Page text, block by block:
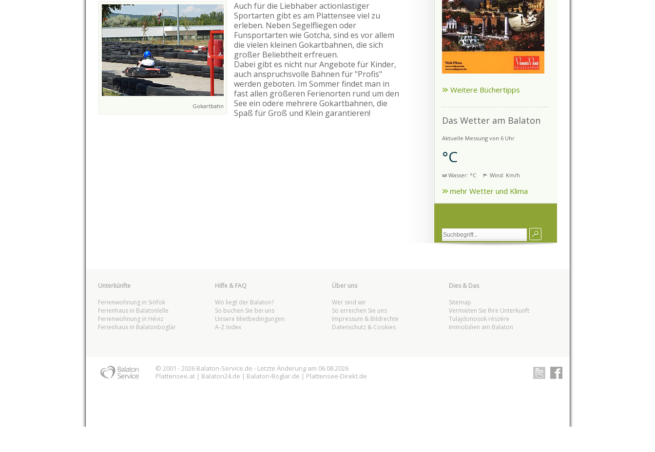
Gokartbahn
Auch für die Liebhaber actionlastiger
Sportarten gibt es am Plattensee viel zu
erleben. Neben Segelfliegen oder
Funsportarten wie Gotcha, sind es vor allem
die vielen kleinen Gokartbahnen, die sich
großer Beliebtheit erfreuen.
Dabei gibt es nicht nur Angebote für Kinder,
auch anspruchsvolle Bahnen für "Profis"
werden geboten. Im Sommer findet man in
fast allen größeren Ferienorten rund um den
See ein odere mehrere Gokartbahnen, die
Spaß für Groß und Klein garantieren!
Weitere Büchertipps
Das Wetter am Balaton
Aktuelle Messung von 6 Uhr
°C
Wasser: °C Wind: Km/h
mehr Wetter und Klima
Unterkünfte
Ferienwohnung in Siófok
Ferienhaus in Balatonlelle
Ferienwohnung in Héviz
Ferienhaus in Balatonboglár
Hilfe & FAQ
Wo liegt der Balaton?
So buchen Sie bei uns
Unsere Mietbedingungen
A-Z Index
Über uns
Wer sind wir
So erreichen Sie uns
Impressum & Bildrechte
Datenschutz & Cookies
Dies & Das
Sitemap
Vermieten Sie Ihre Unterkunft
Tulajdonosok részére
Immobilien am Balaton
© 2001 - 2026 Balaton-Service.de - Letzte Änderung am 06.08.2026
Plattensee.at | Balaton24.de | Balaton-Boglar.de | Plattensee-Direkt.de